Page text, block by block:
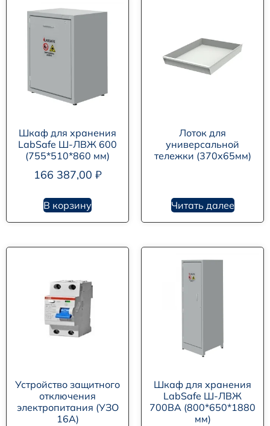
Шкаф для хранения
LabSafe Ш-ЛВЖ 600
(755*510*860 мм)
166 387,00 ₽
В корзину
Лоток для
универсальной
тележки (370х65мм)
Читать далее
Устройство защитного
отключения
электропитания (УЗО
16А)
Шкаф для хранения
LabSafe Ш-ЛВЖ
700ВА (800*650*1880
мм)